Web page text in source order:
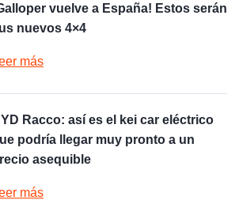
vuelve a España! Estos serán
nuevos 4×4
más
Racco: así es el kei car eléctrico
podría llegar muy pronto a un
asequible
más